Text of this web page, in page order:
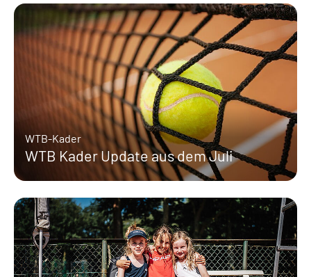
WTB-Kader
WTB Kader Update aus dem Juli